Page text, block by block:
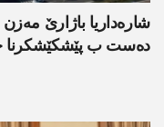
شارەداریا باژارێ
دەست ب پێشکێشکرنا